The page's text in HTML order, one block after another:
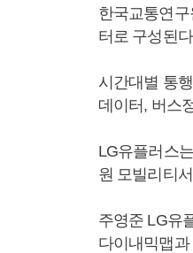
한국교통연
터로 구성된
시간대별 통
데이터, 버스
LG유플러스
원 모빌리티
주영준 LG유
다이내믹맵